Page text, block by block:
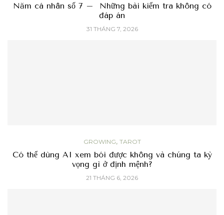
Năm cá nhân số 7 – Những bài kiểm tra không có
đáp án
31 THÁNG 7, 2026
GROWING, TAROT
Có thể dùng AI xem bói được không và chúng ta kỳ
vọng gì ở định mệnh?
21 THÁNG 6, 2026